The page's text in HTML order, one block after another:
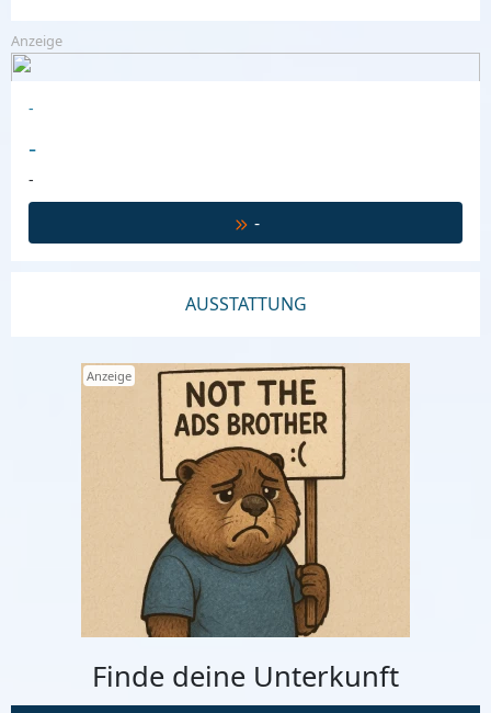
Finde deine Unterkunft
Anzeige
-
-
-
-
AUSSTATTUNG
Anzeige